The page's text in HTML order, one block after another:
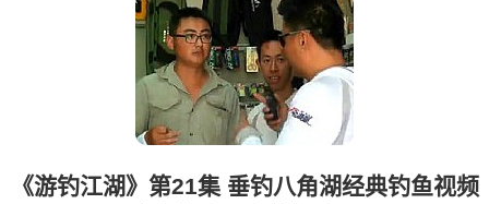
《游钓江湖》第21集 垂钓八角湖经典钓鱼视频